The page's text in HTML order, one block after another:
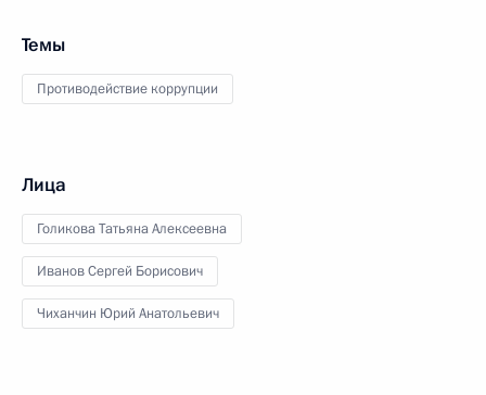
Темы
Противодействие коррупции
Лица
Голикова Татьяна Алексеевна
Иванов Сергей Борисович
Чиханчин Юрий Анатольевич